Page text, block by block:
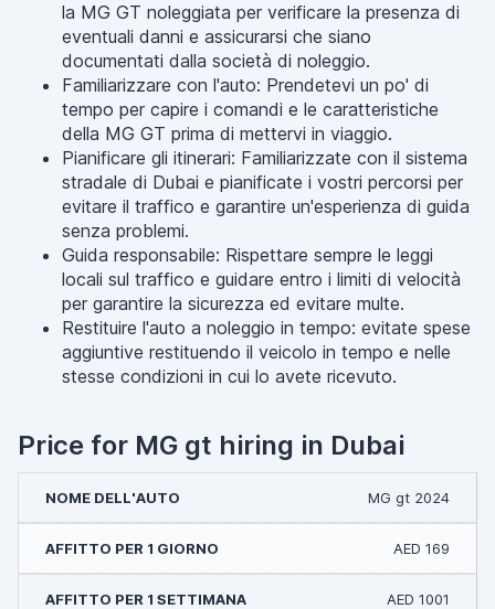
la MG GT noleggiata per verificare la presenza di
eventuali danni e assicurarsi che siano
documentati dalla società di noleggio.
Familiarizzare con l'auto: Prendetevi un po' di
tempo per capire i comandi e le caratteristiche
della MG GT prima di mettervi in viaggio.
Pianificare gli itinerari: Familiarizzate con il sistema
stradale di Dubai e pianificate i vostri percorsi per
evitare il traffico e garantire un'esperienza di guida
senza problemi.
Guida responsabile: Rispettare sempre le leggi
locali sul traffico e guidare entro i limiti di velocità
per garantire la sicurezza ed evitare multe.
Restituire l'auto a noleggio in tempo: evitate spese
aggiuntive restituendo il veicolo in tempo e nelle
stesse condizioni in cui lo avete ricevuto.
Price for MG gt hiring in Dubai
MG gt 2024
AED 169
AED 1001